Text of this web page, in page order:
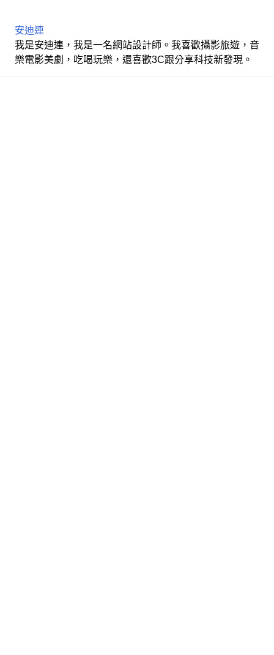
安迪連
我是安迪連，我是一名網站設計師。我喜歡攝影旅遊，音
樂電影美劇，吃喝玩樂，還喜歡3C跟分享科技新發現。